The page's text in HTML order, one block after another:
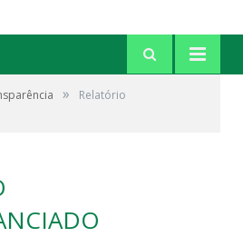
»
Relatório